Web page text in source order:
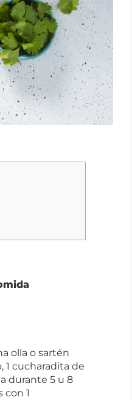
olla o sartén
1 cucharadita de
durante 5 u 8
con 1